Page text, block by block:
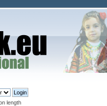
length